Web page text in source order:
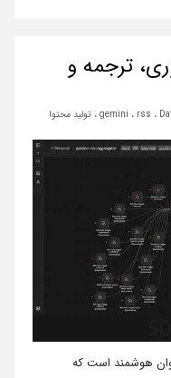
ترجمه و
gemini ، rss ، ، تولید محتوا
هوشمند است که